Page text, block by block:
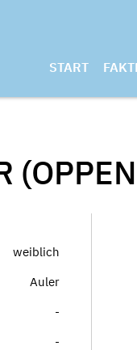
START
weiblich
Auler
-
-